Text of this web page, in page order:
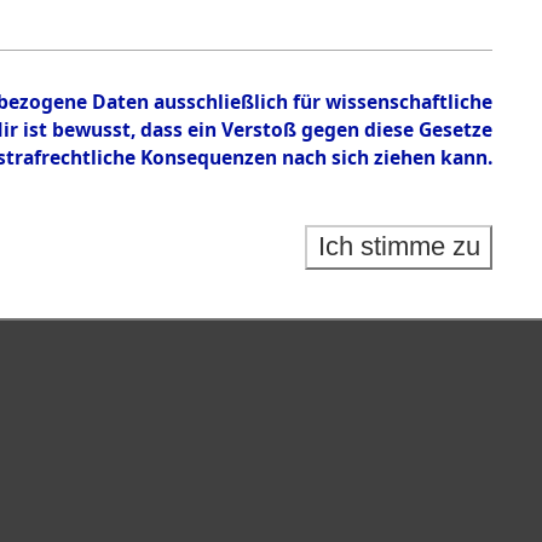
des Verlaufs und der Geschehnisse um
Daten ausschließlich für wissenschaftliche
bewusst, dass ein Verstoß gegen diese Gesetze
Konsequenzen nach sich ziehen kann.
Ich stimme zu